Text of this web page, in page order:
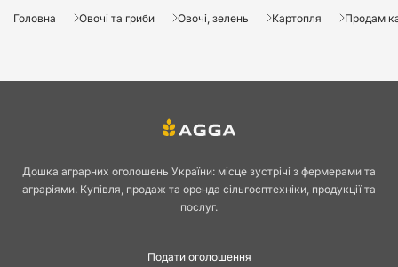
Головна Овочі та гриби Овочі, зелень Картопля Продам
Дошка аграрних оголошень України: місце зустрічі з фермерами та
аграріями. Купівля, продаж та оренда сільгосптехніки, продукції та
послуг.
Подати оголошення